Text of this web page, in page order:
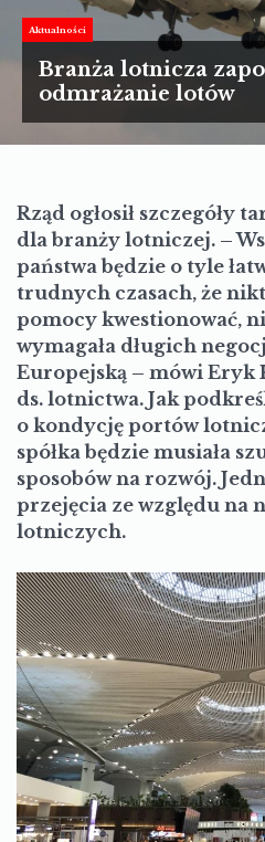
LIFESTYLE
Aktualności
Branża lotnicza
odmrażanie lotów
Rząd ogłosił szczegóły
dla branży lotniczej. –
państwa będzie o tyle
trudnych czasach, że
pomocy kwestionować,
wymagała długich
Europejską – mówi Eryk
ds. lotnictwa. Jak
o kondycję portów
spółka będzie musiała
sposobów na rozwój.
przejęcia ze względu na
lotniczych.